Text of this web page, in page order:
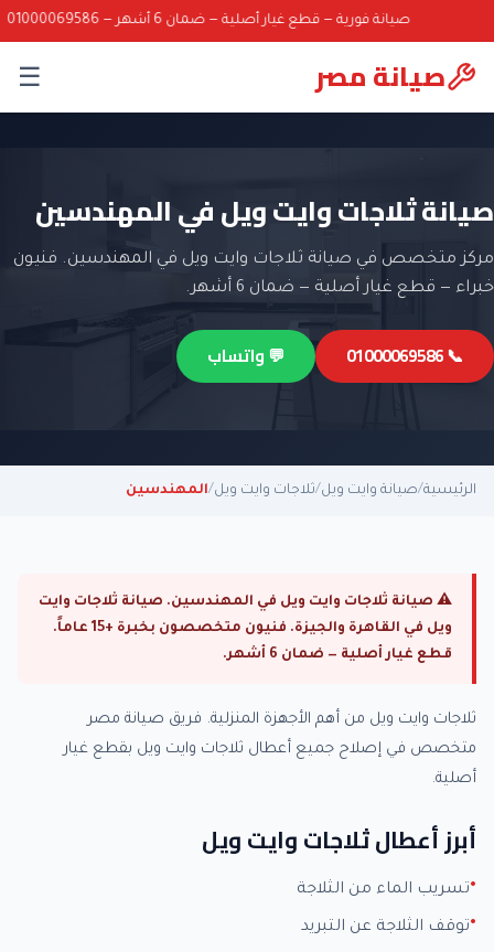
صيانة فورية — قطع غيار أصلية — ضمان 6 أشهر — 01000069586
صيانة مصر ☰
صيانة ثلاجات وايت ويل في المهندسين
مركز متخصص في صيانة ثلاجات وايت ويل في المهندسين. فنيون
خبراء — قطع غيار أصلية — ضمان 6 أشهر.
📞 01000069586 💬 واتساب
الرئيسية/صيانة وايت ويل/ثلاجات وايت ويل/المهندسين
⚠ صيانة ثلاجات وايت ويل في المهندسين. صيانة ثلاجات وايت
ويل في القاهرة والجيزة. فنيون متخصصون بخبرة +15 عاماً.
قطع غيار أصلية — ضمان 6 أشهر.
ثلاجات وايت ويل من أهم الأجهزة المنزلية. فريق صيانة مصر
متخصص في إصلاح جميع أعطال ثلاجات وايت ويل بقطع غيار
أصلية.
أبرز أعطال ثلاجات وايت ويل
تسريب الماء من الثلاجة
توقف الثلاجة عن التبريد